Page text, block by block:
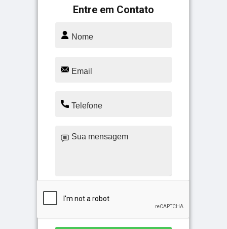
Entre em Contato